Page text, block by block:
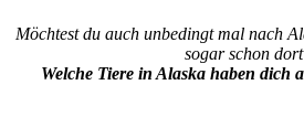
Möchtest du auch unbedingt mal nach
sogar schon
Welche Tiere in Alaska haben dich